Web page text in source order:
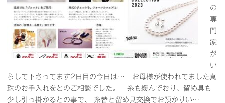
の
専
門
家
が
い
らして下さってます2日目の今日は… お母様が使われてました真
珠のお手入れをとのご相談でした。 糸も緩んでおり、留め具も
少し引っ掛かるとの事で、 糸替と留め具交換でお預かりい…